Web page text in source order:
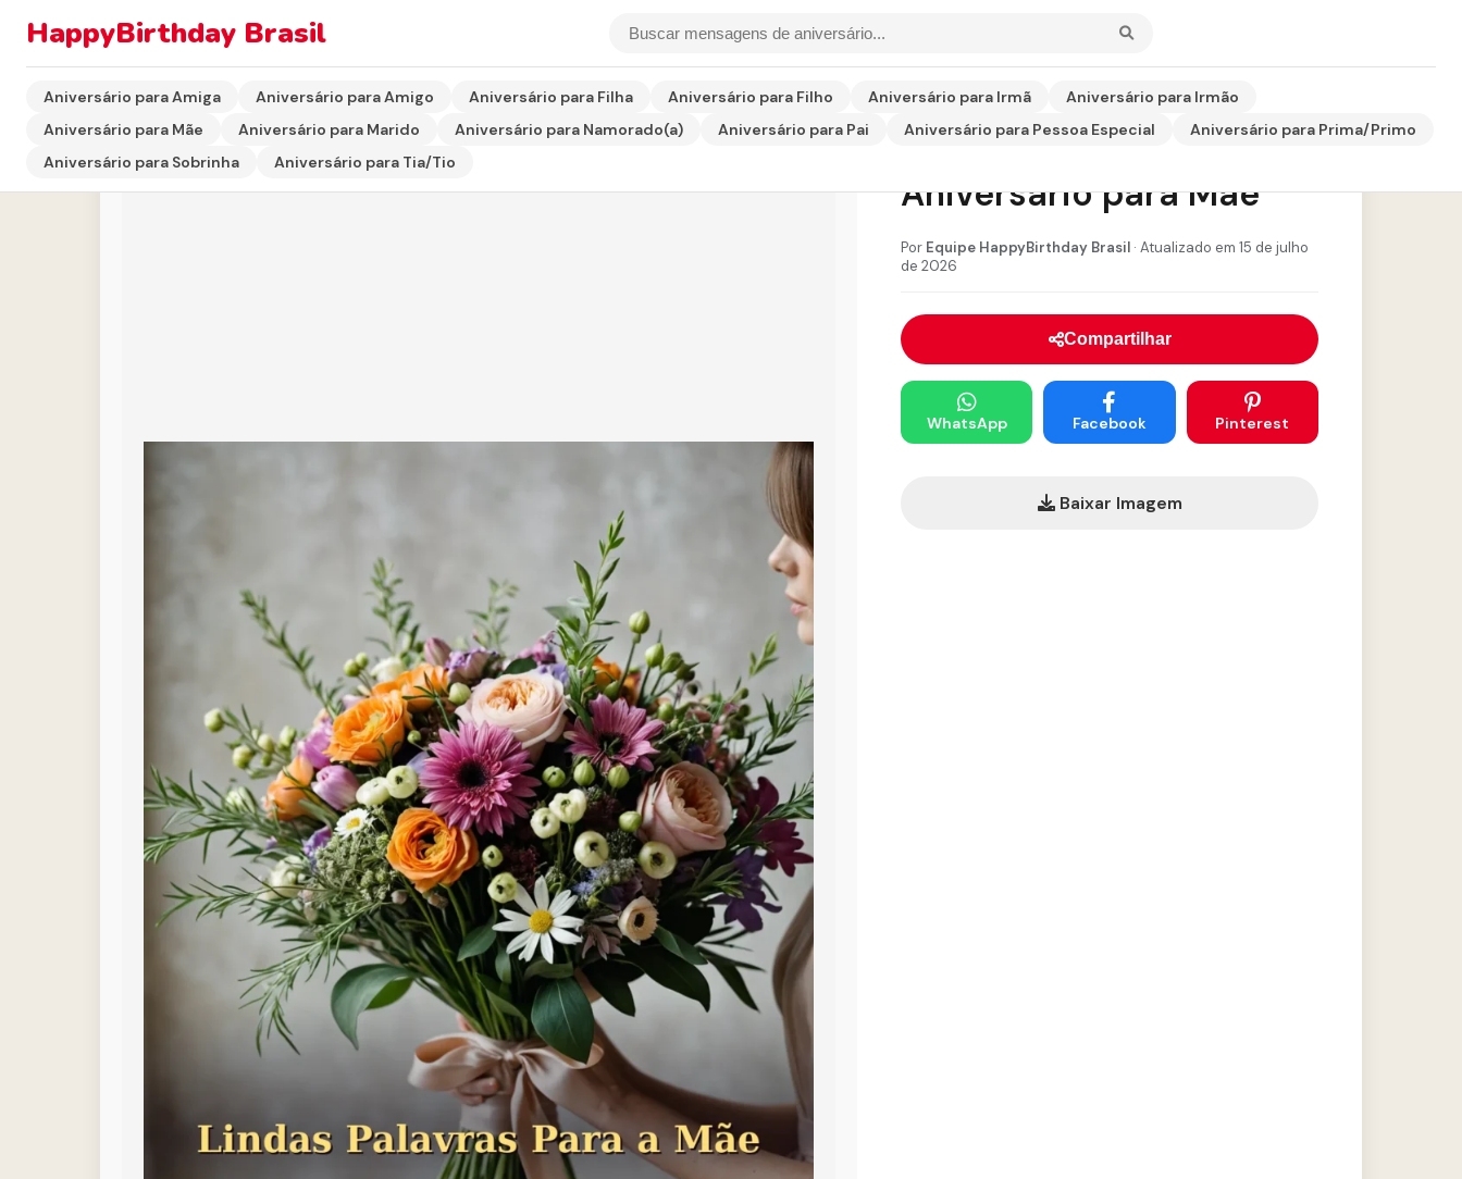
HappyBirthday Brasil
Aniversário para Amiga Aniversário para Amigo Aniversário para Filha Aniversário para Filho Aniversário para Irmã
Aniversário para Irmão
Aniversário para Mãe
Aniversário para Marido Aniversário para Namorado(a) Aniversário para Pai Aniversário para Pessoa Especial
Aniversário para Prima/Primo
Aniversário para Sobrinha
Aniversário para Tia/Tio
Linda Homenagem de
Aniversário para Mãe
Por Equipe HappyBirthday Brasil · Atualizado em 15 de julho
de 2026
Compartilhar
WhatsApp Facebook Pinterest
Baixar Imagem